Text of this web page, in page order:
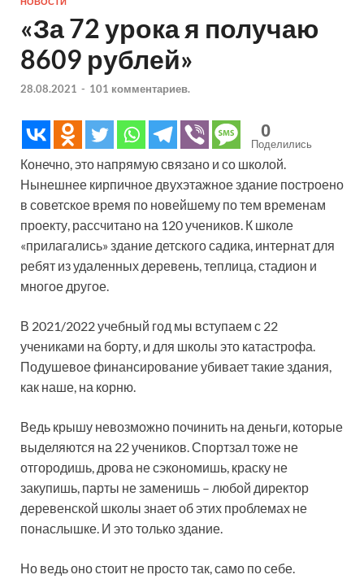
«За 72 урока я получаю
8609 рублей»
28.08.2021 - 101 комментариев.
0
Поделились
Конечно, это напрямую связано и со школой.
Нынешнее кирпичное двухэтажное здание построено
в советское время по новейшему по тем временам
проекту, рассчитано на 120 учеников. К школе
«прилагались» здание детского садика, интернат для
ребят из удаленных деревень, теплица, стадион и
многое другое.
В 2021/2022 учебный год мы вступаем с 22
учениками на борту, и для школы это катастрофа.
Подушевое финансирование убивает такие здания,
как наше, на корню.
Ведь крышу невозможно починить на деньги, которые
выделяются на 22 учеников. Спортзал тоже не
отгородишь, дрова не сэкономишь, краску не
закупишь, парты не заменишь – любой директор
деревенской школы знает об этих проблемах не
понаслышке. И это только здание.
Но ведь оно стоит не просто так, само по себе.